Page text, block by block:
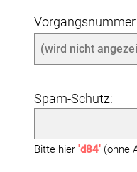
Vorgangsnummer
Spam-Schutz:
Bitte hier 'd84' (ohne